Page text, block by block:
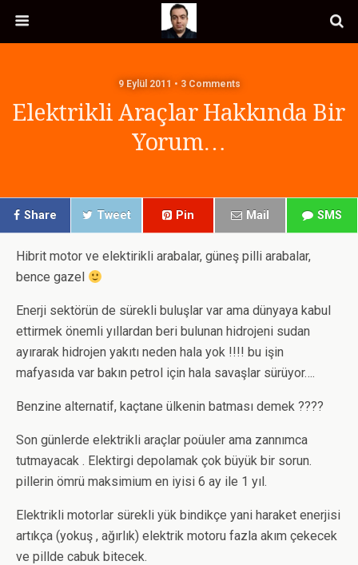
9 Eylül 2011 • 3 Comments
Elektrikli Araçlar Hakkında Bir
Yorum…
Share Tweet Pin Mail SMS
Hibrit motor ve elektirikli arabalar, güneş pilli arabalar,
bence gazel
Enerji sektörün de sürekli buluşlar var ama dünyaya kabul
ettirmek önemli yıllardan beri bulunan hidrojeni sudan
ayırarak hidrojen yakıtı neden hala yok !!!! bu işin
mafyasıda var bakın petrol için hala savaşlar sürüyor….
Benzine alternatif, kaçtane ülkenin batması demek ????
Son günlerde elektrikli araçlar poüuler ama zannımca
tutmayacak . Elektirgi depolamak çok büyük bir sorun.
pillerin ömrü maksimium en iyisi 6 ay ile 1 yıl.
Elektrikli motorlar sürekli yük bindikçe yani haraket enerjisi
artıkça (yokuş , ağırlık) elektrik motoru fazla akım çekecek
ve pillde cabuk bitecek.